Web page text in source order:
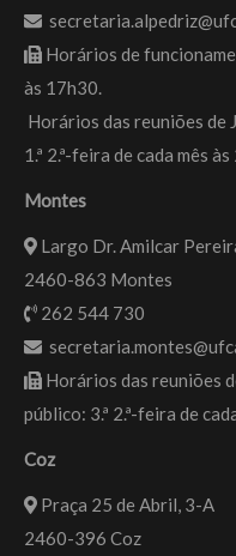
Horários de
às 17h30.
Horários das reuniões de
1.ª 2.ª-feira de cada mês
Montes
Largo Dr. Amilcar
2460-863 Montes
262 544 730
Horários das reuniões
público: 3.ª 2.ª-feira de
Coz
Praça 25 de Abril, 3-A
2460-396 Coz